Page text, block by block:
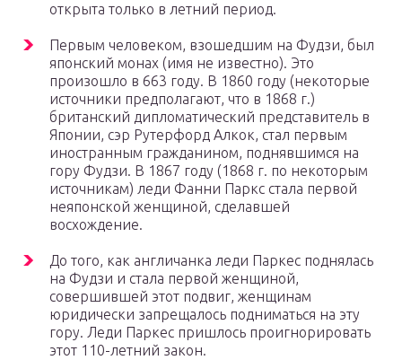
открыта только в летний период.
Первым человеком, взошедшим на Фудзи, был
японский монах (имя не известно). Это
произошло в 663 году. В 1860 году (некоторые
источники предполагают, что в 1868 г.)
британский дипломатический представитель в
Японии, сэр Рутерфорд Алкок, стал первым
иностранным гражданином, поднявшимся на
гору Фудзи. В 1867 году (1868 г. по некоторым
источникам) леди Фанни Паркс стала первой
неяпонской женщиной, сделавшей
восхождение.
До того, как англичанка леди Паркес поднялась
на Фудзи и стала первой женщиной,
совершившей этот подвиг, женщинам
юридически запрещалось подниматься на эту
гору. Леди Паркес пришлось проигнорировать
этот 110-летний закон.